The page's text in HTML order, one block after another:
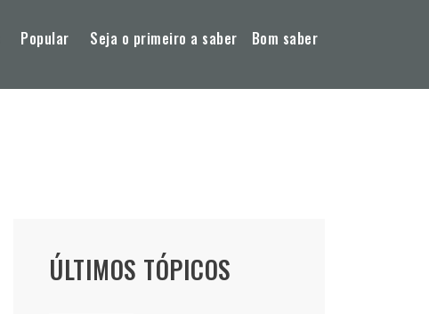
Popular Seja o primeiro a saber Bom saber
ÚLTIMOS TÓPICOS